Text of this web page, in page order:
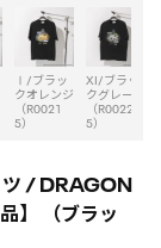
Ⅰ/ブラッ
クオレンジ
（R0021
5）
XI/ブラッ
クグレー
（R0022
5）
ツ / DRAGON
】 （ブラッ